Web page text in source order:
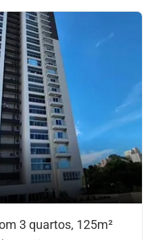
3 quartos, 125m²